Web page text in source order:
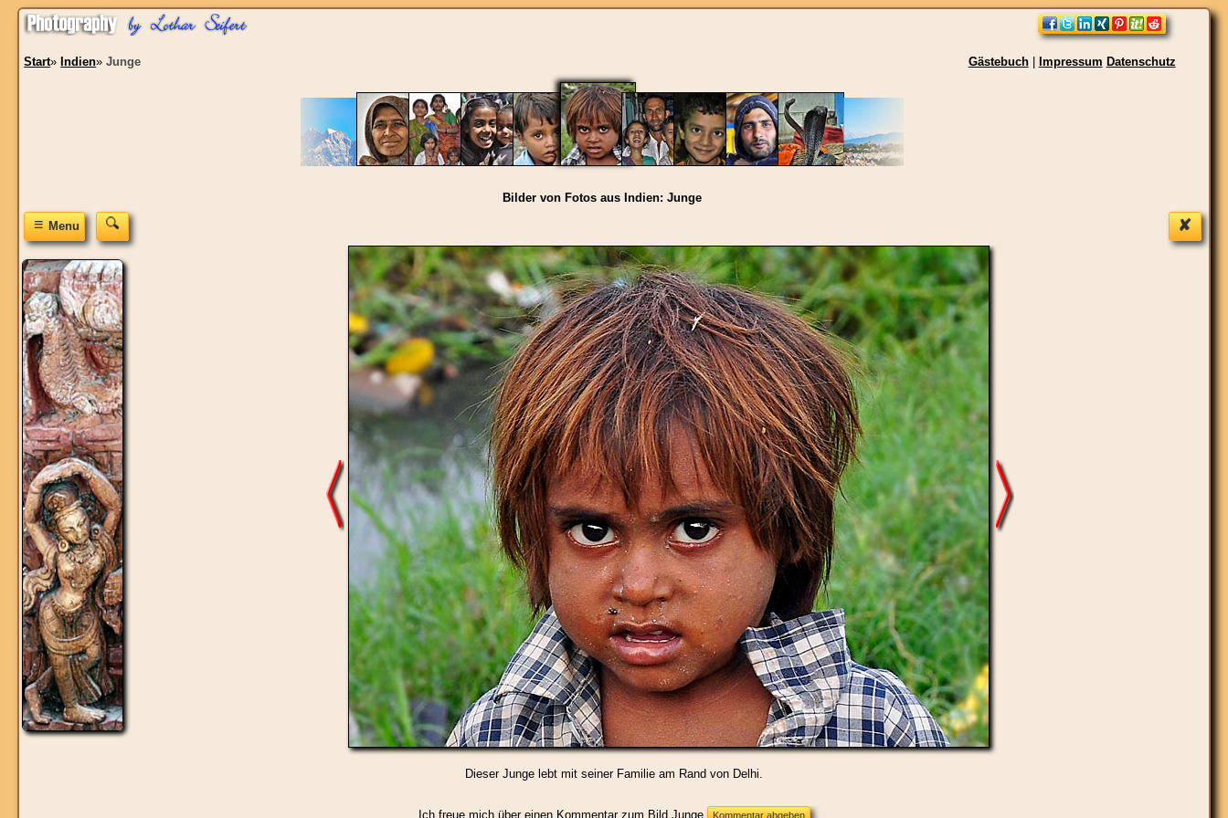
Gästebuch| Impressum Datenschutz
Start» Indien»Junge
Bilder von Fotos aus Indien: Junge
✘
≡Menu
Dieser Junge lebt mit seiner Familie am Rand von Delhi.
Ich freue mich über einen Kommentar zum Bild Junge